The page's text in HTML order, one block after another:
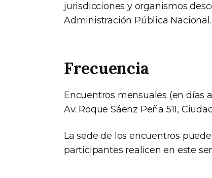
jurisdicciones y organismos
Administración Pública Nacional.
Frecuencia
Encuentros mensuales (en días
Av. Roque Sáenz Peña 511,
La sede de los encuentros
participantes realicen en este